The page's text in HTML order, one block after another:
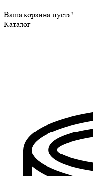
Ваша корзина пуста!
Каталог